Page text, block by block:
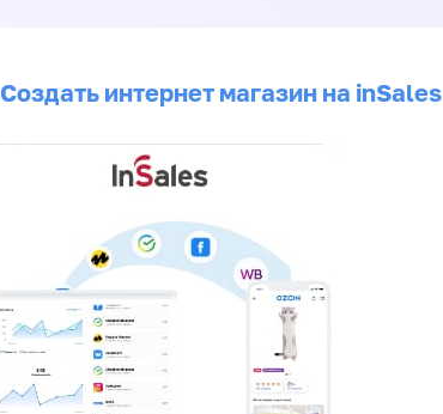
Создать интернет магазин на inSales